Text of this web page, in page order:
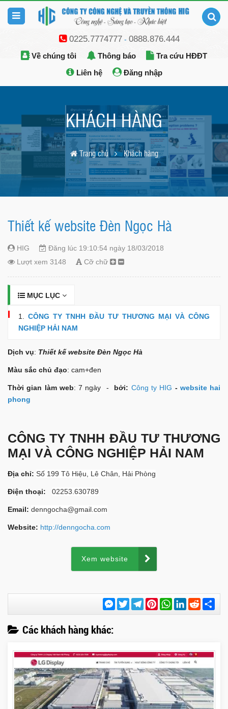
0225.7774777- 0888.876.444
Về chúng tôi Thông báo
Tra cứu HĐĐT
Liên hệ
Đăng nhập
KHÁCH HÀNG
Trang chủ Khách hàng
Thiết kế website Đèn Ngọc Hà
HIG
Đăng lúc 19:10:54 ngày 18/03/2018
Lượt xem 3148
Cỡ chữ
MỤC LỤC
CÔNG TY TNHH ĐẦU TƯ THƯƠNG MẠI VÀ CÔNG
NGHIỆP HẢI NAM
Dịch vụ: Thiết kế website Đèn Ngọc Hà
Màu sắc chủ đạo: cam+đen
Thời gian làm web: 7 ngày - bởi: Công ty HIG - website hai
phong
CÔNG TY TNHH ĐẦU TƯ THƯƠNG
MẠI VÀ CÔNG NGHIỆP HẢI NAM
Địa chỉ: Số 199 Tô Hiệu, Lê Chân, Hải Phòng
Điện thoại: 02253.630789
Email: denngocha@gmail.com
Website: http://denngocha.com
Xem website
Messenger
TwitterTelegramPinterestWhatsApp
LinkedIn
Reddit
Các khách hàng khác: